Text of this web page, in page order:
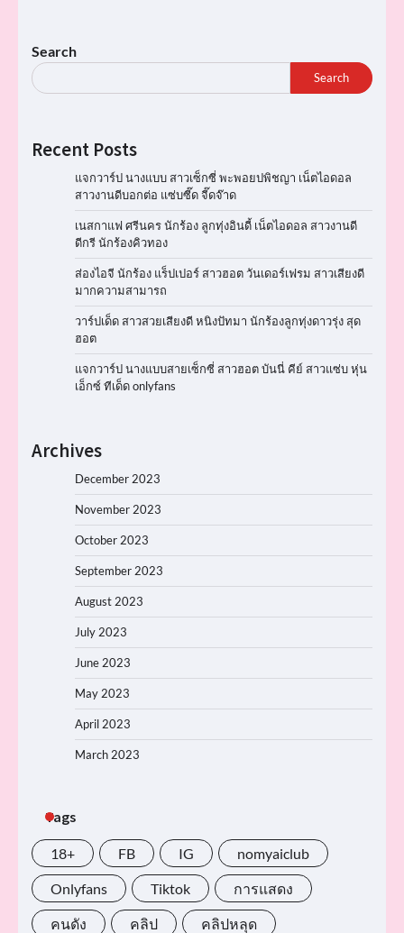
Search
Search
Recent Posts
แจกวาร์ป นางแบบ สาวเซ็กซี่ พะพอยปพิชญา เน็ตไอดอล
สาวงานดีบอกต่อ แซ่บซี๊ด จี๊ดจ๊าด
เนสกาแฟ ศรีนคร นักร้อง ลูกทุ่งอินดี้ เน็ตไอดอล สาวงานดี
ดีกรี นักร้องคิวทอง
ส่องไอจี นักร้อง แร็ปเปอร์ สาวฮอต วันเดอร์เฟรม สาวเสียงดี
มากความสามารถ
วาร์ปเด็ด สาวสวยเสียงดี หนิงปัทมา นักร้องลูกทุ่งดาวรุ่ง สุด
ฮอต
แจกวาร์ป นางแบบสายเซ็กซี่ สาวฮอต บันนี่ คีย์ สาวแซ่บ หุ่น
เอ็กซ์ ทีเด็ด onlyfans
Archives
December 2023
November 2023
October 2023
September 2023
August 2023
July 2023
June 2023
May 2023
April 2023
March 2023
Tags
18+ FB IG nomyaiclub
Onlyfans Tiktok การแสดง
คนดัง คลิป คลิปหลุด